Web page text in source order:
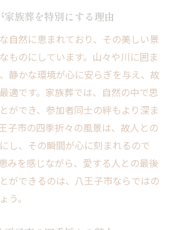
する家族葬個々のニーズに応え
の家族葬が提供する多様な選択肢
望を反映できる葬儀の実現
プランをカスタマイズする方法
ならではの特別なサービス
配慮が叶える心温まるセレモニー
色を生かした家族葬の実施
八王子市での家族葬の魅力を探る
の家族葬が特別な理由
家族葬を特別にする理由
自然に恵まれており、その美しい景
ものにしています。山々や川に囲ま
静かな環境が心に安らぎを与え、故
適です。家族葬では、自然の中で思
ができ、参加者同士の絆もより深ま
子市の四季折々の風景は、故人との
し、その瞬間が心に刻まれるので
みを感じながら、愛する人との最後
ができるのは、八王子市ならではの
う。